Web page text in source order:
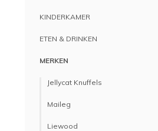
KINDERKAMER
ETEN & DRINKEN
MERKEN
Jellycat Knuffels
Maileg
Liewood